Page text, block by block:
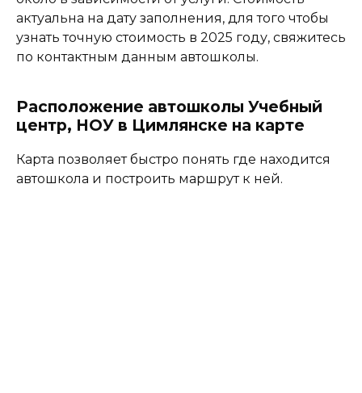
актуальна на дату заполнения, для того чтобы
узнать точную стоимость в 2025 году, свяжитесь
по контактным данным автошколы.
Расположение автошколы Учебный
центр, НОУ в Цимлянске на карте
Карта позволяет быстро понять где находится
автошкола и построить маршрут к ней.